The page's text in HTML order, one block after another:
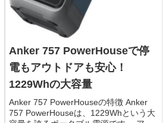
Anker 757 PowerHouseで停
電もアウトドアも安心！
1229Whの大容量
Anker 757 PowerHouseの特徴 Anker
757 PowerHouseは、1229Whという大